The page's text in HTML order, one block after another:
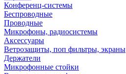
Конференц-системы
Беспроводные
Проводные
Микрофоны, радиосистемы
Аксессуары
Ветрозащиты, поп фильтры, экраны
Держатели
Микрофонные стойки